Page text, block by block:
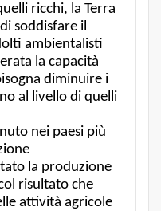
ricchi, la Terra
soddisfare il
ambientalisti
la capacità
diminuire i
al livello di quelli
nei paesi più
la produzione
risultato che
attività agricole